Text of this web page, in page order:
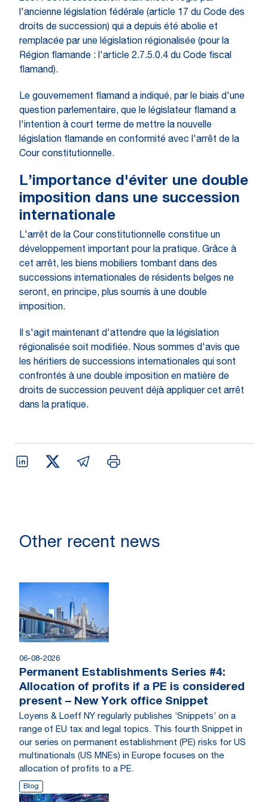
l'ancienne législation fédérale (article 17 du Code des
droits de succession) qui a depuis été abolie et
remplacée par une législation régionalisée (pour la
Région flamande : l'article 2.7.5.0.4 du Code fiscal
flamand).
Le gouvernement flamand a indiqué, par le biais d'une
question parlementaire, que le législateur flamand a
l'intention à court terme de mettre la nouvelle
législation flamande en conformité avec l'arrêt de la
Cour constitutionnelle.
L’importance d'éviter une double
imposition dans une succession
internationale
L'arrêt de la Cour constitutionnelle constitue un
développement important pour la pratique. Grâce à
cet arrêt, les biens mobiliers tombant dans des
successions internationales de résidents belges ne
seront, en principe, plus soumis à une double
imposition.
Il s'agit maintenant d'attendre que la législation
régionalisée soit modifiée. Nous sommes d'avis que
les héritiers de successions internationales qui sont
confrontés à une double imposition en matière de
droits de succession peuvent déjà appliquer cet arrêt
dans la pratique.
Other recent news
06-08-2026
Permanent Establishments Series #4:
Allocation of profits if a PE is considered
present – New York office Snippet
Loyens & Loeff NY regularly publishes ‘Snippets’ on a
range of EU tax and legal topics. This fourth Snippet in
our series on permanent establishment (PE) risks for US
multinationals (US MNEs) in Europe focuses on the
allocation of profits to a PE.
Blog